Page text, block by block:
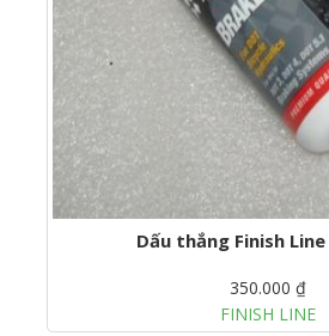
Dấu thắng Finish Line
350.000 ₫
FINISH LINE